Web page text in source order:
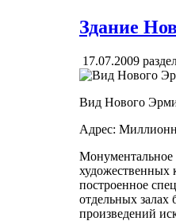
Здание
17.07.2009
Вид Нового
Адрес:
Монументальное
художественных
построенное
отдельных залах
произведений